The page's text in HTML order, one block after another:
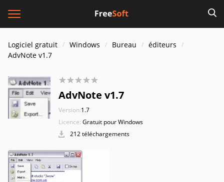
Logiciel gratuit Windows Bureau
éditeurs
AdvNote v1.7
AdvNote v1.7
Version:1.7
Licence: Gratuit pour Windows
212 téléchargements